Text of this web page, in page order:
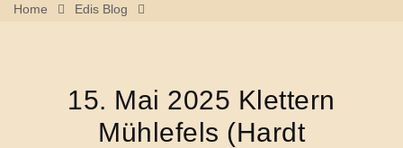
Home
Edis Blog
15. Mai 2025 Klettern
Mühlefels (Hardt